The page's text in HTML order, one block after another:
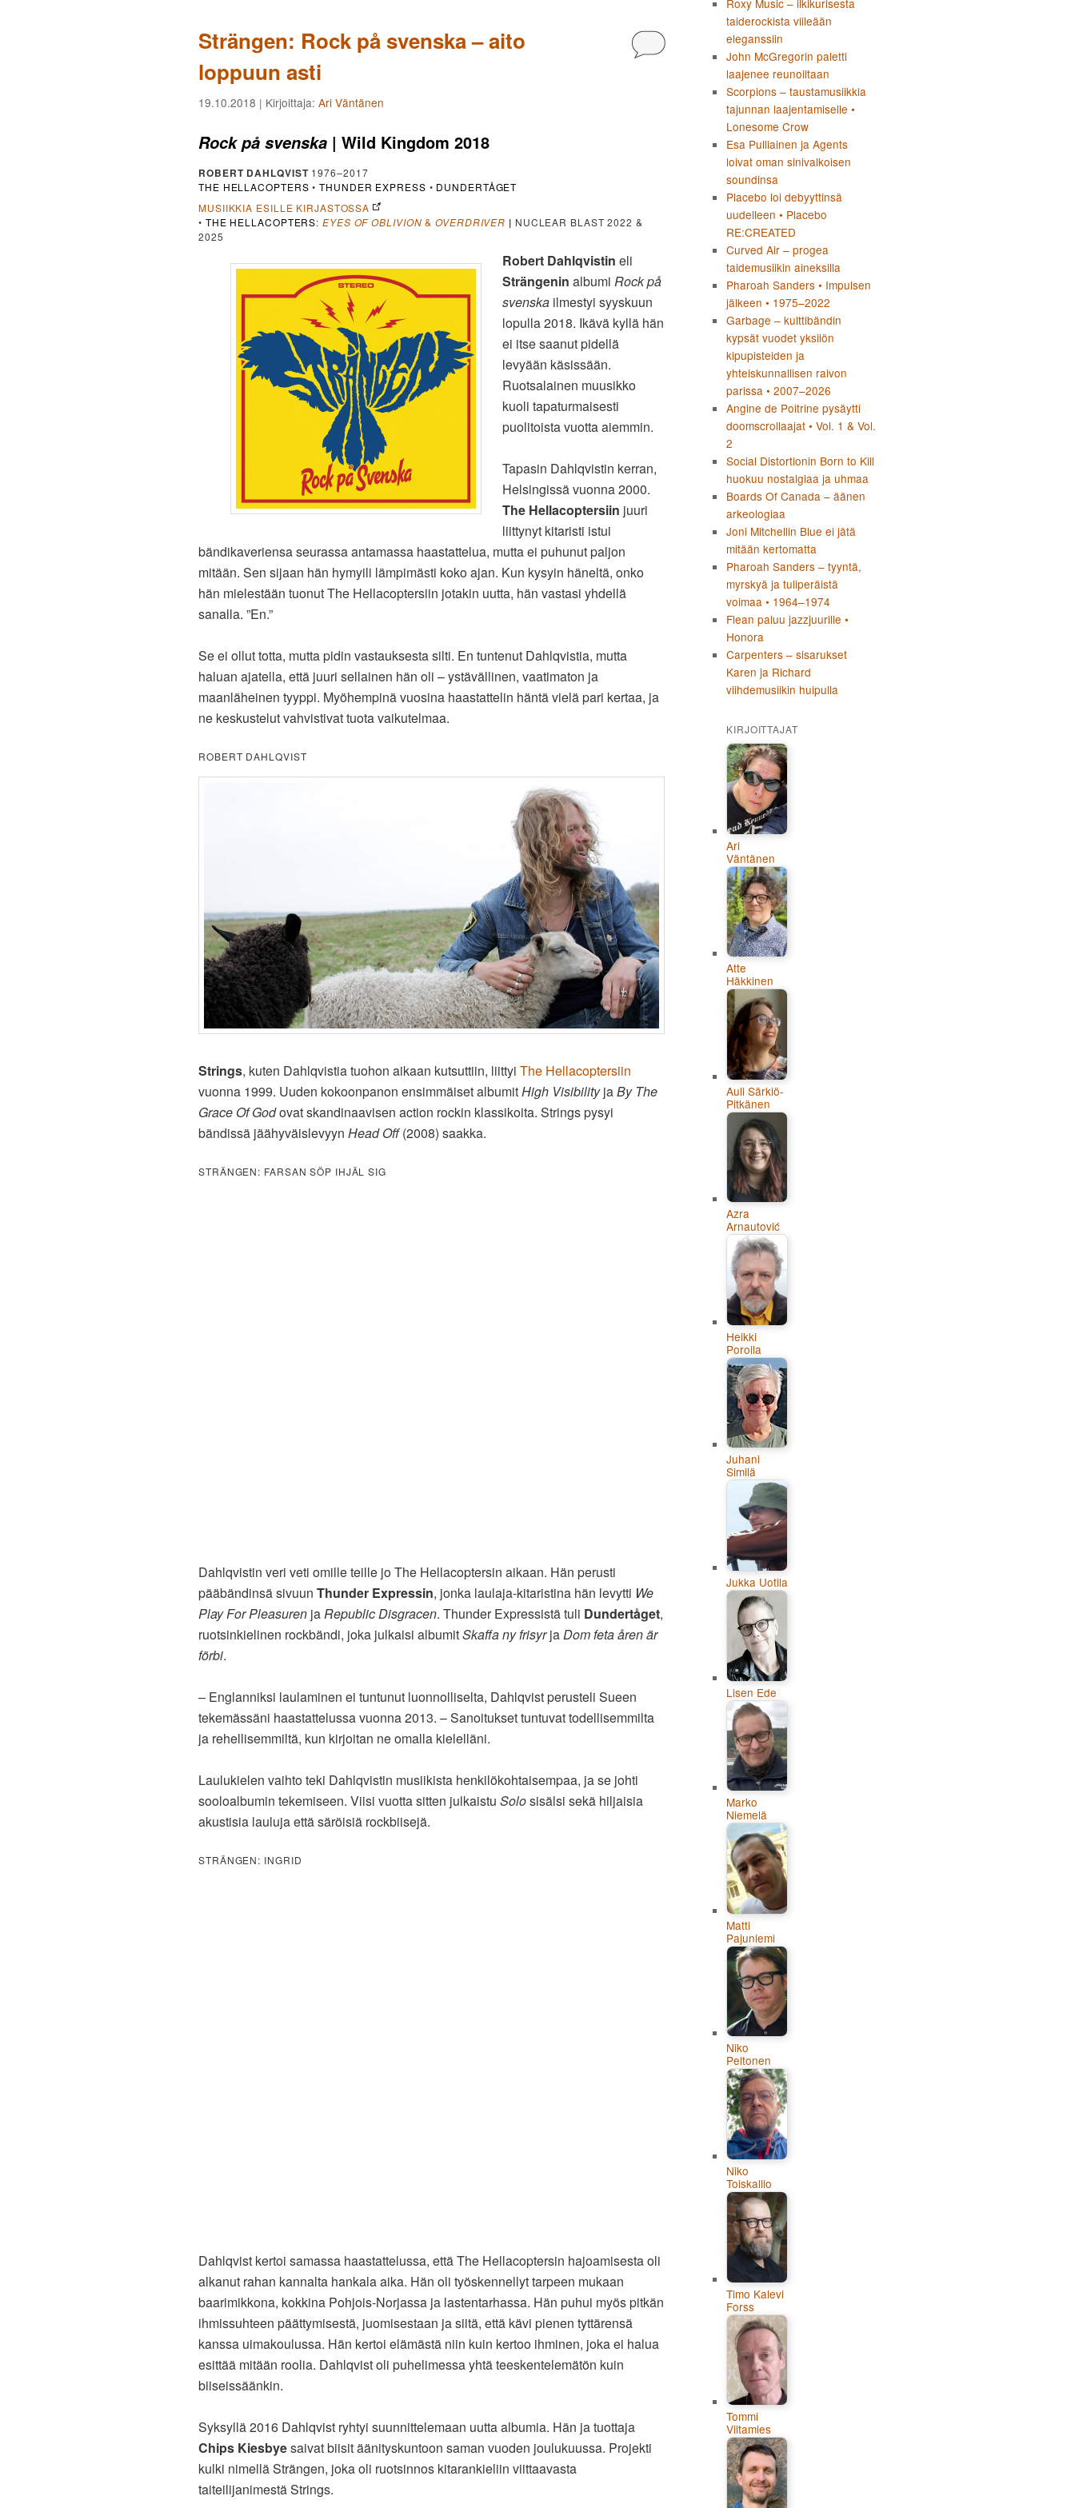
Strängen: Rock på svenska – aito
loppuun asti
Kommentoi
19.10.2018 | Kirjoittaja: Ari Väntänen
Rock på svenska | Wild Kingdom 2018
ROBERT DAHLQVIST1976–2017
THE HELLACOPTERS •THUNDER EXPRESS • DUNDERTÅGET
MUSIIKKIA ESILLE KIRJASTOSSA
• THE HELLACOPTERS:EYES OF OBLIVION &OVERDRIVER | NUCLEAR BLAST 2022 &
2025
Robert Dahlqvistin eli
Strängenin albumi Rock på
svenska ilmestyi syyskuun
lopulla 2018. Ikävä kyllä hän
ei itse saanut pidellä
levyään käsissään.
Ruotsalainen muusikko
kuoli tapaturmaisesti
puolitoista vuotta aiemmin.
Tapasin Dahlqvistin kerran,
Helsingissä vuonna 2000.
The Hellacoptersiin juuri
liittynyt kitaristi istui
bändikaveriensa seurassa antamassa haastattelua, mutta ei puhunut paljon
mitään. Sen sijaan hän hymyili lämpimästi koko ajan. Kun kysyin häneltä, onko
hän mielestään tuonut The Hellacoptersiin jotakin uutta, hän vastasi yhdellä
sanalla. ”En.”
Se ei ollut totta, mutta pidin vastauksesta silti. En tuntenut Dahlqvistia, mutta
haluan ajatella, että juuri sellainen hän oli – ystävällinen, vaatimaton ja
maanläheinen tyyppi. Myöhempinä vuosina haastattelin häntä vielä pari kertaa, ja
ne keskustelut vahvistivat tuota vaikutelmaa.
ROBERT DAHLQVIST
Strings, kuten Dahlqvistia tuohon aikaan kutsuttiin, liittyi The Hellacoptersiin
vuonna 1999. Uuden kokoonpanon ensimmäiset albumitHigh VisibilityjaBy The
Grace Of Godovat skandinaavisen action rockin klassikoita. Strings pysyi
bändissä jäähyväislevyyn Head Off(2008) saakka.
STRÄNGEN: FARSAN SÖP IHJÄL SIG
Dahlqvistin veri veti omille teille jo The Hellacoptersin aikaan. Hän perusti
pääbändinsä sivuun Thunder Expressin, jonka laulaja-kitaristina hän levytti We
Play For Pleasuren jaRepublic Disgracen. Thunder Expressistä tuli Dundertåget,
ruotsinkielinen rockbändi, joka julkaisi albumitSkaffa ny frisyrjaDom feta åren är
förbi.
– Englanniksi laulaminen ei tuntunut luonnolliselta, Dahlqvist perusteli Sueen
tekemässäni haastattelussa vuonna 2013. – Sanoitukset tuntuvat todellisemmilta
ja rehellisemmiltä, kun kirjoitan ne omalla kielelläni.
Laulukielen vaihto teki Dahlqvistin musiikista henkilökohtaisempaa, ja se johti
sooloalbumin tekemiseen. Viisi vuotta sitten julkaistu Solosisälsi sekä hiljaisia
akustisia lauluja että säröisiä rockbiisejä.
STRÄNGEN: INGRID
Dahlqvist kertoi samassa haastattelussa, että The Hellacoptersin hajoamisesta oli
alkanut rahan kannalta hankala aika. Hän oli työskennellyt tarpeen mukaan
baarimikkona, kokkina Pohjois-Norjassa ja lastentarhassa. Hän puhui myös pitkän
ihmissuhteen päättymisestä, juomisestaan ja siitä, että kävi pienen tyttärensä
kanssa uimakoulussa. Hän kertoi elämästä niin kuin kertoo ihminen, joka ei halua
esittää mitään roolia. Dahlqvist oli puhelimessa yhtä teeskentelemätön kuin
biiseissäänkin.
Syksyllä 2016 Dahlqvist ryhtyi suunnittelemaan uutta albumia. Hän ja tuottaja
Chips Kiesbyesaivat biisit äänityskuntoon saman vuoden joulukuussa. Projekti
kulki nimellä Strängen, joka oli ruotsinnos kitarankieliin viittaavasta
taiteilijanimestä Strings.
Roxy Music – ilkikurisesta
taiderockista viileään
eleganssiin
John McGregorin paletti
laajenee reunoiltaan
Scorpions – taustamusiikkia
tajunnan laajentamiselle •
Lonesome Crow
Esa Pulliainen ja Agents
loivat oman sinivalkoisen
soundinsa
Placebo loi debyyttinsä
uudelleen • Placebo
RE:CREATED
Curved Air – progea
taidemusiikin aineksilla
Pharoah Sanders • Impulsen
jälkeen • 1975–2022
Garbage – kulttibändin
kypsät vuodet yksilön
kipupisteiden ja
yhteiskunnallisen raivon
parissa • 2007–2026
Angine de Poitrine pysäytti
doomscrollaajat • Vol. 1 & Vol.
2
Social Distortionin Born to Kill
huokuu nostalgiaa ja uhmaa
Boards Of Canada – äänen
arkeologiaa
Joni Mitchellin Blue ei jätä
mitään kertomatta
Pharoah Sanders – tyyntä,
myrskyä ja tuliperäistä
voimaa • 1964–1974
Flean paluu jazzjuurille •
Honora
Carpenters – sisarukset
Karen ja Richard
viihdemusiikin huipulla
KIRJOITTAJAT
Ari
Väntänen
Atte
Häkkinen
Auli Särkiö-
Pitkänen
Azra
Arnautović
Heikki
Poroila
Juhani
Similä
Jukka Uotila
Lisen Ede
Marko
Niemelä
Matti
Pajuniemi
Niko
Peltonen
Niko
Toiskallio
Timo Kalevi
Forss
Tommi
Viitamies